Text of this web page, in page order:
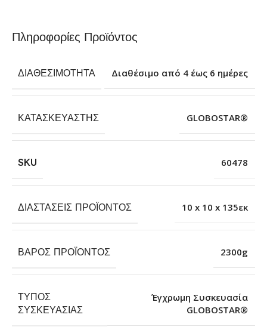
Πληροφορίες Προϊόντος
ΔΙΑΘΕΣΙΜΌΤΗΤΑ Διαθέσιμο από 4 έως 6 ημέρες
ΚΑΤΑΣΚΕΥΑΣΤΉΣ GLOBOSTAR®
SKU 60478
ΔΙΑΣΤΆΣΕΙΣ ΠΡΟΪΌΝΤΟΣ 10 x 10 x 135εκ
ΒΆΡΟΣ ΠΡΟΪΌΝΤΟΣ 2300g
ΤΎΠΟΣ
ΣΥΣΚΕΥΑΣΊΑΣ
Έγχρωμη Συσκευασία
GLOBOSTAR®